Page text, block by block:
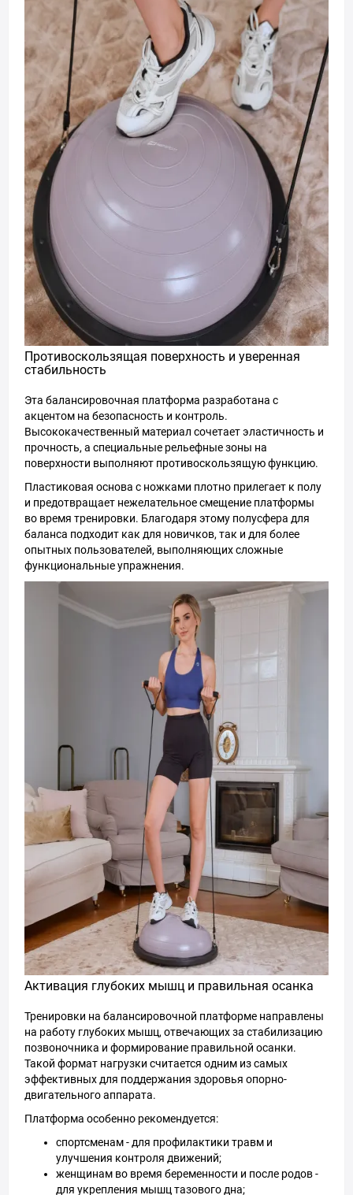
Противоскользящая поверхность и уверенная
стабильность
Эта балансировочная платформа разработана с
акцентом на безопасность и контроль.
Высококачественный материал сочетает эластичность и
прочность, а специальные рельефные зоны на
поверхности выполняют противоскользящую функцию.
Пластиковая основа с ножками плотно прилегает к полу
и предотвращает нежелательное смещение платформы
во время тренировки. Благодаря этому полусфера для
баланса подходит как для новичков, так и для более
опытных пользователей, выполняющих сложные
функциональные упражнения.
Активация глубоких мышц и правильная осанка
Тренировки на балансировочной платформе направлены
на работу глубоких мышц, отвечающих за стабилизацию
позвоночника и формирование правильной осанки.
Такой формат нагрузки считается одним из самых
эффективных для поддержания здоровья опорно-
двигательного аппарата.
Платформа особенно рекомендуется:
спортсменам - для профилактики травм и
улучшения контроля движений;
женщинам во время беременности и после родов -
для укрепления мышц тазового дна;